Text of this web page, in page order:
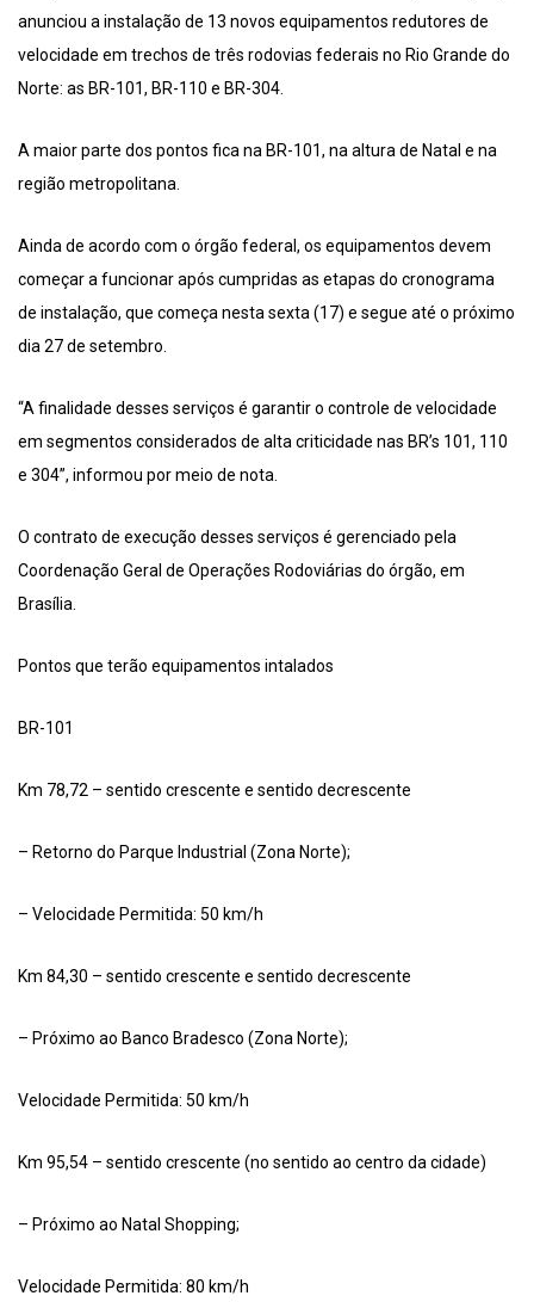
anunciou a instalação de 13 novos equipamentos redutores de
velocidade em trechos de três rodovias federais no Rio Grande do
Norte: as BR-101, BR-110 e BR-304.
A maior parte dos pontos fica na BR-101, na altura de Natal e na
região metropolitana.
Ainda de acordo com o órgão federal, os equipamentos devem
começar a funcionar após cumpridas as etapas do cronograma
de instalação, que começa nesta sexta (17) e segue até o próximo
dia 27 de setembro.
“A finalidade desses serviços é garantir o controle de velocidade
em segmentos considerados de alta criticidade nas BR’s 101, 110
e 304”, informou por meio de nota.
O contrato de execução desses serviços é gerenciado pela
Coordenação Geral de Operações Rodoviárias do órgão, em
Brasília.
Pontos que terão equipamentos intalados
BR-101
Km 78,72 – sentido crescente e sentido decrescente
– Retorno do Parque Industrial (Zona Norte);
– Velocidade Permitida: 50 km/h
Km 84,30 – sentido crescente e sentido decrescente
– Próximo ao Banco Bradesco (Zona Norte);
Velocidade Permitida: 50 km/h
Km 95,54 – sentido crescente (no sentido ao centro da cidade)
– Próximo ao Natal Shopping;
Velocidade Permitida: 80 km/h